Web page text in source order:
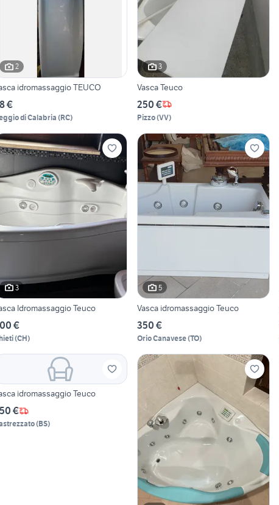
2
idromassaggio TEUCO
€
di Calabria (RC)
3
Vasca Teuco
250 €
Pizzo(VV)
3
Idromassaggio Teuco
€
(CH)
5
Vasca idromassaggio Teuco
350 €
Orio Canavese(TO)
idromassaggio Teuco
€
(BS)